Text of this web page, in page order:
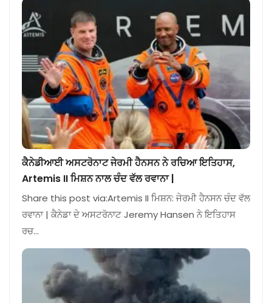
ਕੈਨੇਡੀਆਈ ਅਸਟਰੋਨਾਟ ਜੇਰਮੀ ਹੈਨਸਨ ਨੇ ਰਚਿਆ ਇਤਿਹਾਸ,
Artemis II ਮਿਸ਼ਨ ਨਾਲ ਚੰਦ ਵੱਲ ਰਵਾਨਾ |
Share this post via:Artemis II ਮਿਸ਼ਨ: ਜੇਰਮੀ ਹੈਨਸਨ ਚੰਦ ਵੱਲ
ਰਵਾਨਾ | ਕੈਨੇਡਾ ਦੇ ਅਸਟਰੋਨਾਟ Jeremy Hansen ਨੇ ਇਤਿਹਾਸ
ਰਚ…